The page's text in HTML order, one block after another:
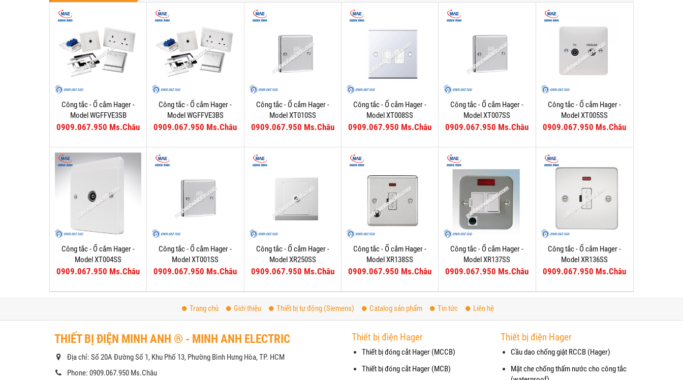
Công tắc - Ổ cắm Hager -
Model WGFFVE3SB
0909.067.950 Ms.Châu
Công tắc - Ổ cắm Hager -
Model WGFFVE3BS
0909.067.950 Ms.Châu
Công tắc - Ổ cắm Hager -
Model XT010SS
0909.067.950 Ms.Châu
Công tắc - Ổ cắm Hager -
Model XT008SS
0909.067.950 Ms.Châu
Công tắc - Ổ cắm Hager -
Model XT007SS
0909.067.950 Ms.Châu
Công tắc - Ổ cắm Hager -
Model XT005SS
0909.067.950 Ms.Châu
Công tắc - Ổ cắm Hager -
Model XT004SS
0909.067.950 Ms.Châu
Công tắc - Ổ cắm Hager -
Model XT001SS
0909.067.950 Ms.Châu
Công tắc - Ổ cắm Hager -
Model XR250SS
0909.067.950 Ms.Châu
Công tắc - Ổ cắm Hager -
Model XR138SS
0909.067.950 Ms.Châu
Công tắc - Ổ cắm Hager -
Model XR137SS
0909.067.950 Ms.Châu
Công tắc - Ổ cắm Hager -
Model XR136SS
0909.067.950 Ms.Châu
Trang chủ Giới thiệu Thiết bị tự động (Siemens) Catalog sản phẩm Tin tức Liên hệ
THIẾT BỊ ĐIỆN MINH ANH ® - MINH ANH ELECTRIC
Địa chỉ: Số 20A Đường Số 1, Khu Phố 13, Phường Bình Hưng Hòa, TP. HCM
Phone: 0909.067.950 Ms.Châu
Thiết bị điện Hager
Thiết bị đóng cắt Hager (MCCB)
Thiết bị đóng cắt Hager (MCB)
Thiết bị điện Hager
Cầu dao chống giật RCCB (Hager)
Mặt che chống thấm nước cho công tắc